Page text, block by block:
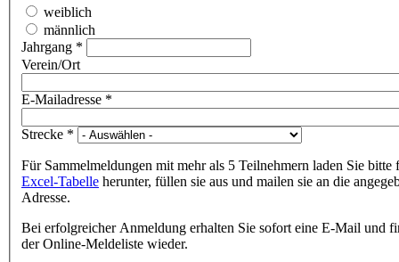
weiblich
männlich
Jahrgang *
Verein/Ort
E-Mailadresse *
Strecke *
Für Sammelmeldungen mit mehr als 5 Teilnehmern laden Sie bitte
Excel-Tabelle herunter, füllen sie aus und mailen sie an die
Adresse.
Bei erfolgreicher Anmeldung erhalten Sie sofort eine E-Mail und
der Online-Meldeliste wieder.